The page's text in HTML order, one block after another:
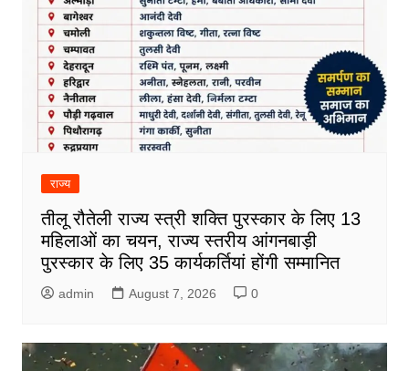
राज्य
तीलू रौतेली राज्य स्त्री शक्ति पुरस्कार के लिए 13
महिलाओं का चयन, राज्य स्तरीय आंगनबाड़ी
पुरस्कार के लिए 35 कार्यकर्तियां होंगी सम्मानित
admin August 7, 2026 0